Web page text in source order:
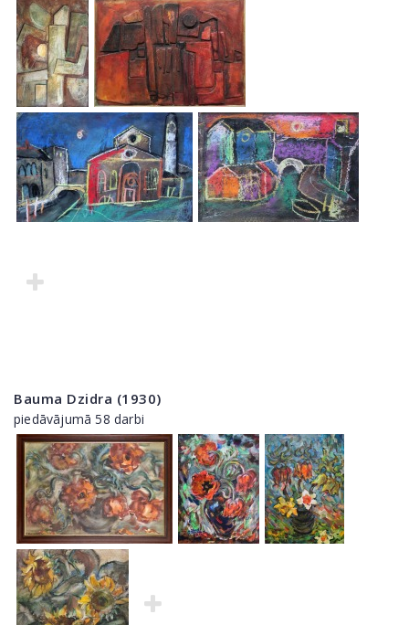
Bauma Dzidra (1930)
piedāvājumā 58 darbi